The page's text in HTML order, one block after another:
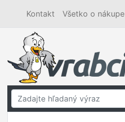
Kontakt Všetko o nákupe